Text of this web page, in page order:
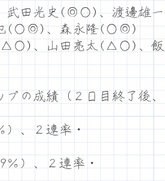
武田光史(◎○)、渡邊雄一
(○◎)、森永隆(○◎)
、山田亮太(△○)、飯
の成績（２日目終了後、
、２連率・
）、２連率・